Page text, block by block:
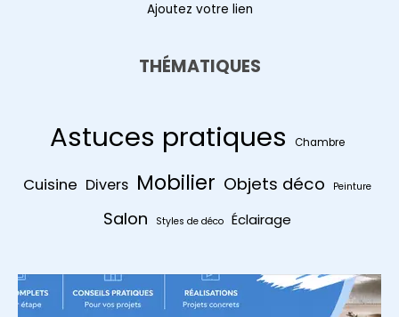
Ajoutez votre lien
THÉMATIQUES
Astuces pratiques Chambre
Cuisine Divers Mobilier Objets déco Peinture
Salon Styles de déco Éclairage